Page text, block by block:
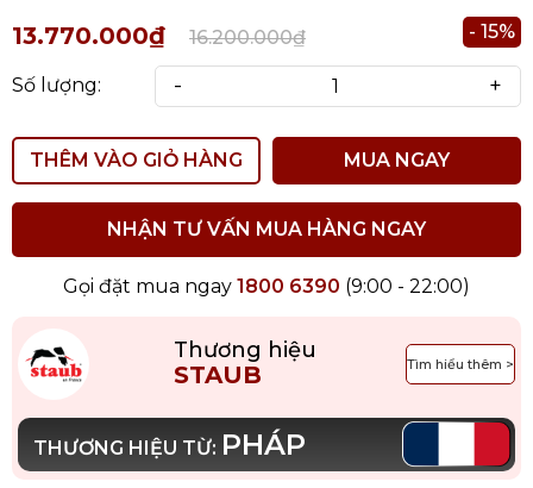
13.770.000₫ 16.200.000₫ - 15%
Số lượng: - +
THÊM VÀO GIỎ HÀNG MUA NGAY
NHẬN TƯ VẤN MUA HÀNG NGAY
Gọi đặt mua ngay 1800 6390 (9:00 - 22:00)
Thương hiệu
STAUB Tìm hiểu thêm >
THƯƠNG HIỆU TỪ: PHÁP